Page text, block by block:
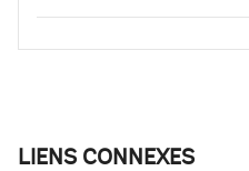
LIENS CONNEXES